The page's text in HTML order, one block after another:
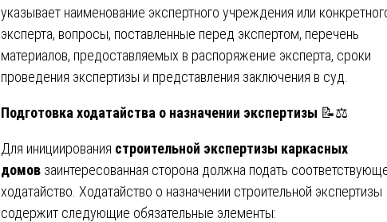
указывает наименование экспертного учреждения или
эксперта, вопросы, поставленные перед экспертом, перечень
материалов, предоставляемых в распоряжение эксперта, сроки
проведения экспертизы и представления заключения в суд.
Подготовка ходатайства о назначении экспертизы 📝⚖️
Для инициирования строительной экспертизы каркасных
домов заинтересованная сторона должна подать
ходатайство. Ходатайство о назначении строительной экспертизы
содержит следующие обязательные элементы: